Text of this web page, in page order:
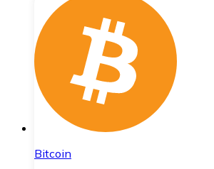
Bitcoin